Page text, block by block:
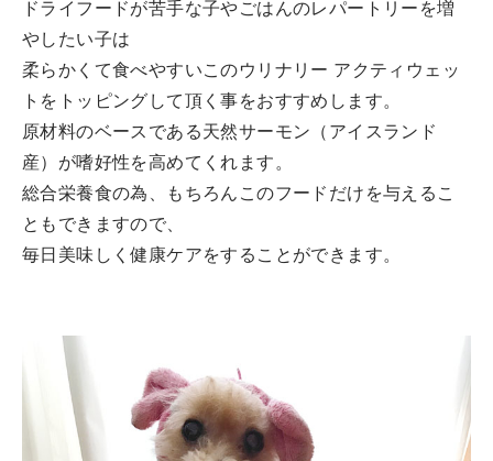
ドライフードが苦手な子やごはんのレパートリーを増
やしたい子は
柔らかくて食べやすいこのウリナリー アクティウェッ
トをトッピングして頂く事をおすすめします。
原材料のベースである天然サーモン（アイスランド
産）が嗜好性を高めてくれます。
総合栄養食の為、もちろんこのフードだけを与えるこ
ともできますので、
毎日美味しく健康ケアをすることができます。